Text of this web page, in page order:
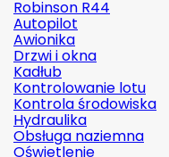
Robinson R44
Autopilot
Awionika
Drzwi i okna
Kadłub
Kontrolowanie lotu
Kontrola środowiska
Hydraulika
Obsługa naziemna
Oświetlenie